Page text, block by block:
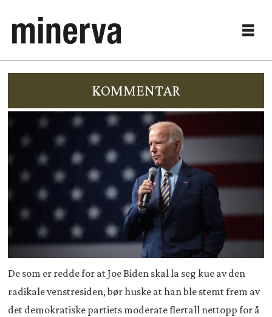
KOMMENTAR
De som er redde for at Joe Biden skal la seg kue av den
radikale venstresiden, bør huske at han ble stemt frem av
det demokratiske partiets moderate flertall nettopp for å